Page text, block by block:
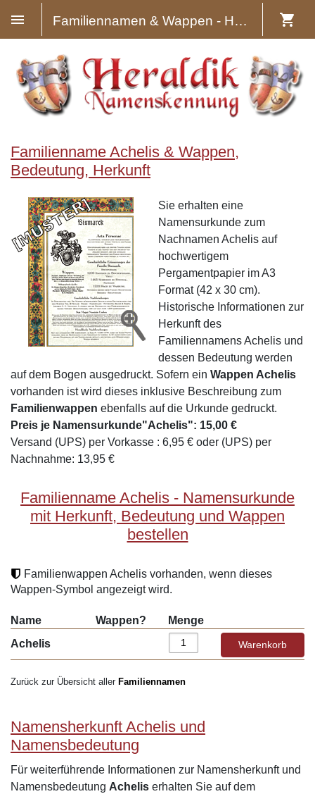
Familiennamen & Wappen - Heraldik
Familienname Achelis & Wappen,
Bedeutung, Herkunft
Sie erhalten eine
Namensurkunde zum
Nachnamen Achelis auf
hochwertigem
Pergamentpapier im A3
Format (42 x 30 cm).
Historische Informationen zur
Herkunft des
Familiennamens Achelis und
dessen Bedeutung werden
auf dem Bogen ausgedruckt. Sofern ein Wappen Achelis
vorhanden ist wird dieses inklusive Beschreibung zum
Familienwappen ebenfalls auf die Urkunde gedruckt.
Preis je Namensurkunde"Achelis": 15,00 €
Versand (UPS) per Vorkasse : 6,95 € oder (UPS) per
Nachnahme: 13,95 €
Familienname Achelis - Namensurkunde
mit Herkunft, Bedeutung und Wappen
bestellen
Familienwappen Achelis vorhanden, wenn dieses
Wappen-Symbol angezeigt wird.
Name Wappen?
Menge
Achelis
Zurück zur Übersicht aller Familiennamen
Namensherkunft Achelis und
Namensbedeutung
Für weiterführende Informationen zur Namensherkunft und
Namensbedeutung Achelis erhalten Sie auf dem